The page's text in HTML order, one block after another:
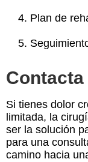
Plan de
Si tienes dolor
limitada, la
ser la solución
para una
camino hacia